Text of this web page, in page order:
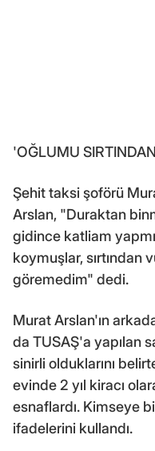
'OĞLUMU
Şehit taksi şoförü
Arslan, "Duraktan
gidince katliam
koymuşlar, sırtından
göremedim" dedi.
Murat Arslan'ın
da TUSAŞ'a yapılan
sinirli olduklarını
evinde 2 yıl kiracı
esnaflardı. Kimseye
ifadelerini kullandı.